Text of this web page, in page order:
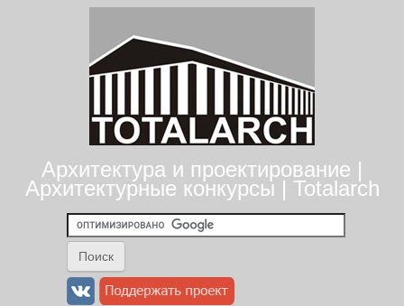
Архитектура и проектирование |
Архитектурные конкурсы | Totalarch